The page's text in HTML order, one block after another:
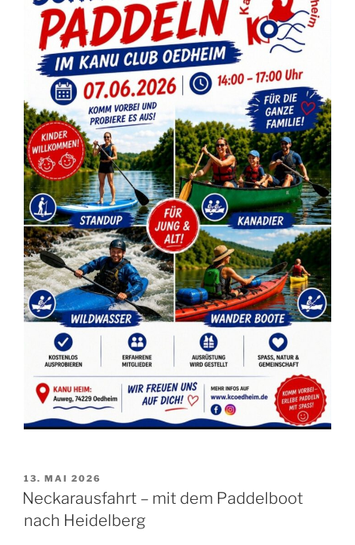
VERÖFFENTLICHT
AM
13. MAI 2026
Neckarausfahrt – mit dem Paddelboot
nach Heidelberg